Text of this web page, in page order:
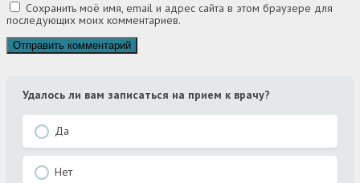
Сохранить моё имя, email и адрес сайта в этом браузере для
последующих моих комментариев.
Удалось ли вам записаться на прием к врачу?
Да
Нет